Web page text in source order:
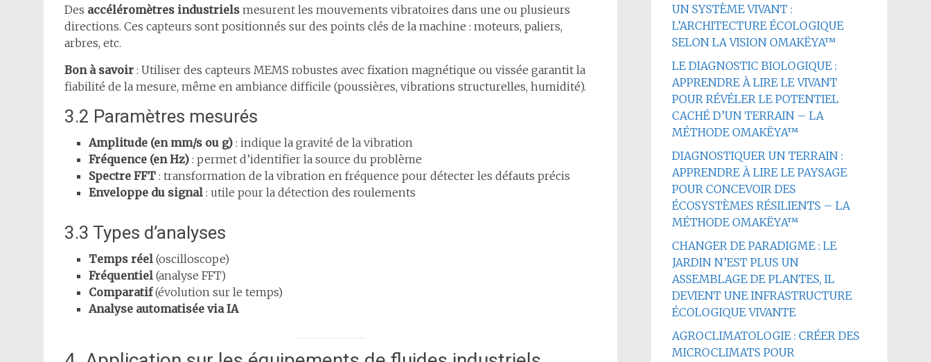
Des accéléromètres industriels mesurent les mouvements vibratoires dans une ou plusieurs
directions. Ces capteurs sont positionnés sur des points clés de la machine : moteurs, paliers,
arbres, etc.
Bon à savoir : Utiliser des capteurs MEMS robustes avec fixation magnétique ou vissée garantit la
fiabilité de la mesure, même en ambiance difficile (poussières, vibrations structurelles, humidité).
3.2 Paramètres mesurés
Amplitude (en mm/s ou g) : indique la gravité de la vibration
Fréquence (en Hz) : permet d’identifier la source du problème
Spectre FFT : transformation de la vibration en fréquence pour détecter les défauts précis
Enveloppe du signal : utile pour la détection des roulements
3.3 Types d’analyses
Temps réel (oscilloscope)
Fréquentiel (analyse FFT)
Comparatif(évolution sur le temps)
Analyse automatisée via IA
UN SYSTÈME VIVANT :
L’ARCHITECTURE ÉCOLOGIQUE
SELON LA VISION OMAKËYA™
LE DIAGNOSTIC BIOLOGIQUE :
APPRENDRE À LIRE LE VIVANT
POUR RÉVÉLER LE POTENTIEL
CACHÉ D’UN TERRAIN – LA
MÉTHODE OMAKËYA™
DIAGNOSTIQUER UN TERRAIN :
APPRENDRE À LIRE LE PAYSAGE
POUR CONCEVOIR DES
ÉCOSYSTÈMES RÉSILIENTS – LA
MÉTHODE OMAKËYA™
CHANGER DE PARADIGME : LE
JARDIN N’EST PLUS UN
ASSEMBLAGE DE PLANTES, IL
DEVIENT UNE INFRASTRUCTURE
ÉCOLOGIQUE VIVANTE
AGROCLIMATOLOGIE : CRÉER DES
MICROCLIMATS POUR